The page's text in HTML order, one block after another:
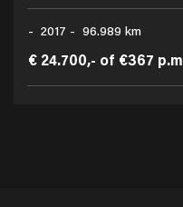
- 2017 - 96.989 km
€ 24.700,- of €367 p.m